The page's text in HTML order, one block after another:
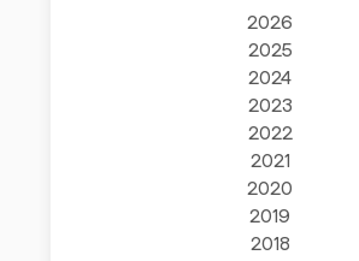
2026
2025
2024
2023
2022
2021
2020
2019
2018